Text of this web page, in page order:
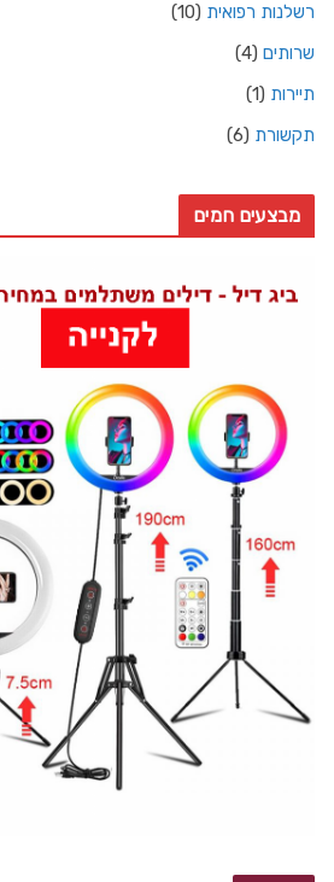
רשלנות רפואית (10)
שרותים (4)
תיירות (1)
תקשורת (6)
מבצעים חמים